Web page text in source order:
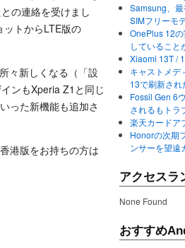
の連絡を受けまし
トからLTE版の
々新しくなる（「設
ンもXperia Z1と同じ
った新機能も追加さ
港版をお持ちの方は
Samsung、
SIMフリーモ
OnePlus 12
していること
Xiaomi 13T /
キャストメデ
13で刷新さ
Fossil Gen 6
されるもトラ
楽天カードア
Honorの次期
ンサーを望遠
アクセスラ
None Found
おすすめ